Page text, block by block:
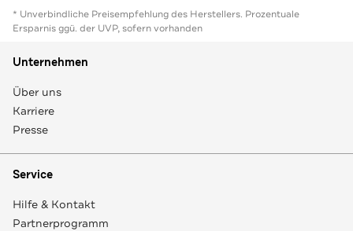
* Unverbindliche Preisempfehlung des Herstellers. Prozentuale
Ersparnis ggü. der UVP, sofern vorhanden
Unternehmen
Über uns
Karriere
Presse
Service
Hilfe & Kontakt
Partnerprogramm